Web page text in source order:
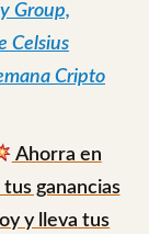
Group,
Celsius
Cripto
Ahorra en
ganancias
y lleva tus